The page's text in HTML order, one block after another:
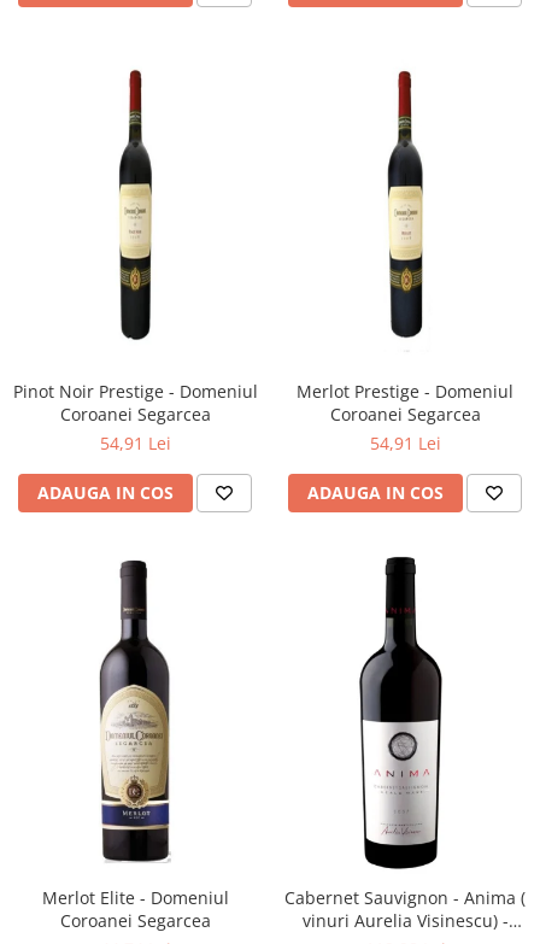
Pinot Noir Prestige - Domeniul
Coroanei Segarcea
54,91 Lei
ADAUGA IN COS
Merlot Prestige - Domeniul
Coroanei Segarcea
54,91 Lei
ADAUGA IN COS
Merlot Elite - Domeniul
Coroanei Segarcea
Cabernet Sauvignon - Anima (
vinuri Aurelia Visinescu) -